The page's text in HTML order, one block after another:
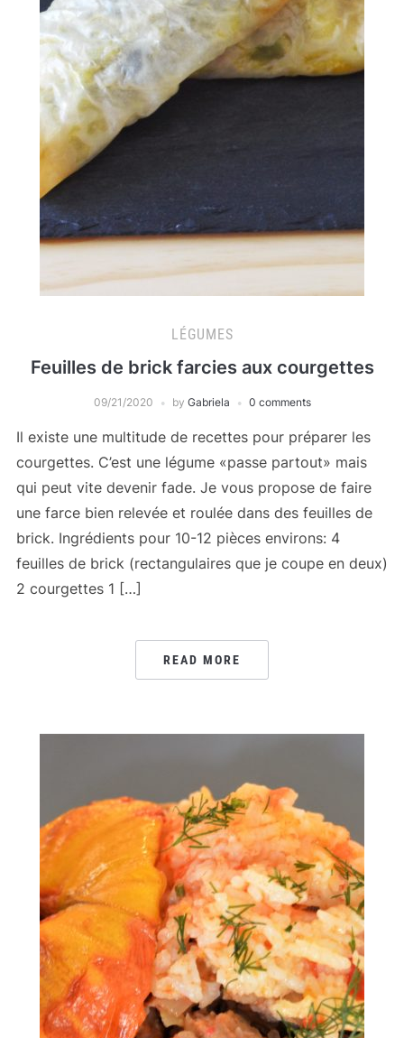
LÉGUMES
Feuilles de brick farcies aux courgettes
09/21/2020 by Gabriela 0 comments
Il existe une multitude de recettes pour préparer les
courgettes. C’est une légume «passe partout» mais
qui peut vite devenir fade. Je vous propose de faire
une farce bien relevée et roulée dans des feuilles de
brick. Ingrédients pour 10-12 pièces environs: 4
feuilles de brick (rectangulaires que je coupe en deux)
2 courgettes 1 […]
READ MORE